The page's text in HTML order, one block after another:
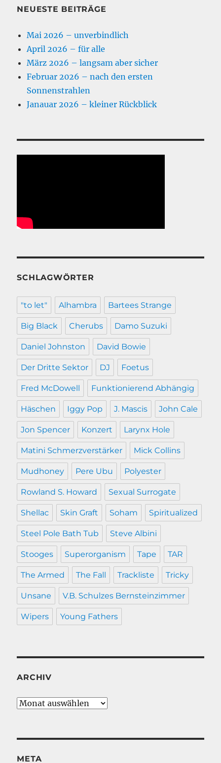
NEUESTE BEITRÄGE
Mai 2026 – unverbindlich
April 2026 – für alle
März 2026 – langsam aber sicher
Februar 2026 – nach den ersten
Sonnenstrahlen
Janauar 2026 – kleiner Rückblick
SCHLAGWÖRTER
"to let" Alhambra Bartees Strange
Big Black Cherubs Damo Suzuki
Daniel Johnston David Bowie
Der Dritte Sektor DJ Foetus
Fred McDowell Funktionierend Abhängig
Häschen Iggy Pop J. Mascis John Cale
Jon Spencer Konzert Larynx Hole
Matini Schmerzverstärker Mick Collins
Mudhoney Pere Ubu Polyester
Rowland S. Howard Sexual Surrogate
Shellac Skin Graft Soham Spiritualized
Steel Pole Bath Tub Steve Albini
Stooges Superorganism Tape TAR
The Armed The Fall Trackliste Tricky
Unsane V.B. Schulzes Bernsteinzimmer
Wipers Young Fathers
ARCHIV
Archiv
META